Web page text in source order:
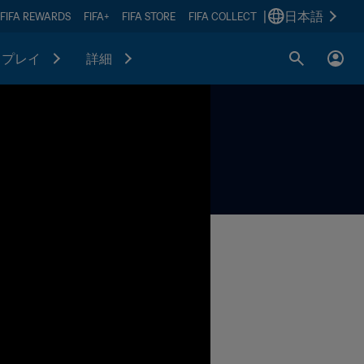
FIFA REWARDS FIFA+ FIFA STORE FIFA COLLECT 日本語
プレイ 詳細